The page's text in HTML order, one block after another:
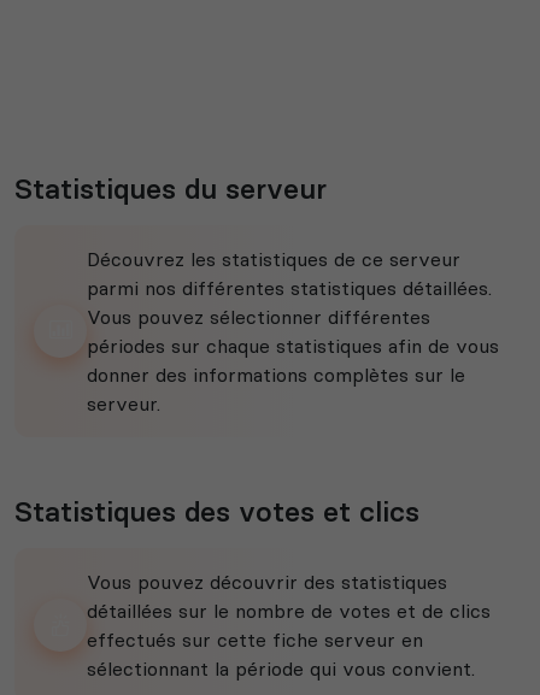
Statistiques du serveur
Découvrez les statistiques de ce serveur
parmi nos différentes statistiques détaillées.
Vous pouvez sélectionner différentes
périodes sur chaque statistiques afin de vous
donner des informations complètes sur le
serveur.
Statistiques des votes et clics
Vous pouvez découvrir des statistiques
détaillées sur le nombre de votes et de clics
effectués sur cette fiche serveur en
sélectionnant la période qui vous convient.